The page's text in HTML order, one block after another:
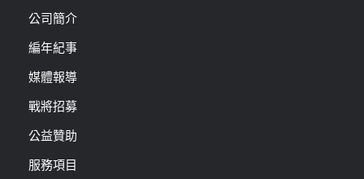
公司簡介
編年紀事
媒體報導
戰將招募
公益贊助
服務項目